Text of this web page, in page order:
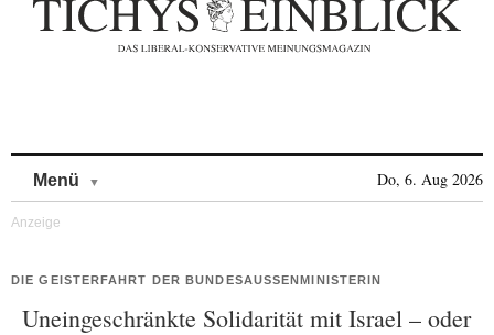
Menü Do, 6. Aug 2026
DIE GEISTERFAHRT DER BUNDESAUSSENMINISTERIN
Uneingeschränkte Solidarität mit Israel – oder